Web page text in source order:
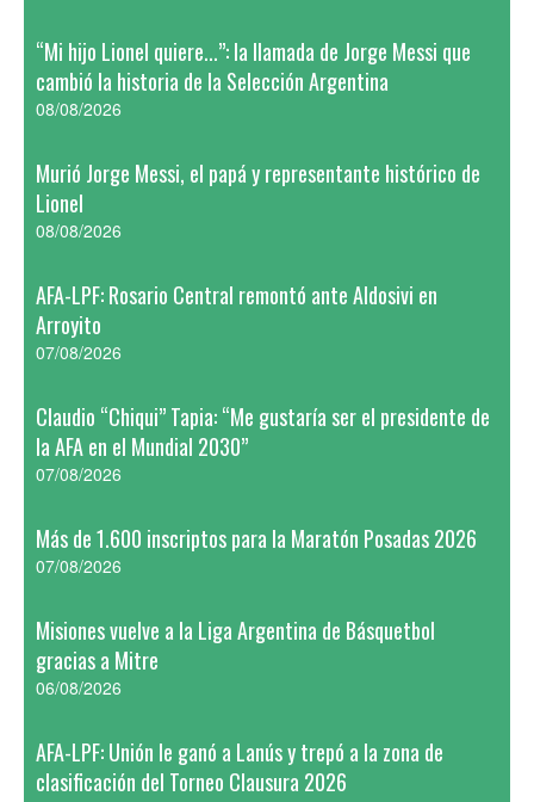
“Mi hijo Lionel quiere...”: la llamada de Jorge Messi que
cambió la historia de la Selección Argentina
08/08/2026
Murió Jorge Messi, el papá y representante histórico de
Lionel
08/08/2026
AFA-LPF: Rosario Central remontó ante Aldosivi en
Arroyito
07/08/2026
Claudio “Chiqui” Tapia: “Me gustaría ser el presidente de
la AFA en el Mundial 2030”
07/08/2026
Más de 1.600 inscriptos para la Maratón Posadas 2026
07/08/2026
Misiones vuelve a la Liga Argentina de Básquetbol
gracias a Mitre
06/08/2026
AFA-LPF: Unión le ganó a Lanús y trepó a la zona de
clasificación del Torneo Clausura 2026